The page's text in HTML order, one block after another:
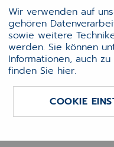
Wir verwenden auf
gehören
sowie weitere
werden. Sie können
Informationen, auch
finden Sie hier.
COOKIE